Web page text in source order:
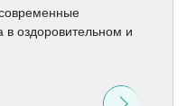
в оздоровительном и